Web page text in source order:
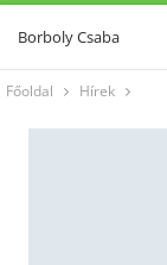
Borboly Csaba
Főoldal Hírek